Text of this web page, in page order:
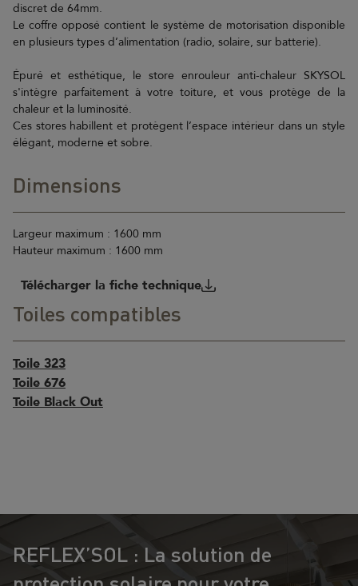
discret de 64mm.
Le coffre opposé contient le système de motorisation disponible
en plusieurs types d’alimentation (radio, solaire, sur batterie).
Épuré et esthétique, le store enrouleur anti-chaleur SKYSOL
s'intègre parfaitement à votre toiture, et vous protège de la
chaleur et la luminosité.
Ces stores habillent et protègent l’espace intérieur dans un style
élégant, moderne et sobre.
Dimensions
Largeur maximum : 1600 mm
Hauteur maximum : 1600 mm
Télécharger la fiche technique
Toiles compatibles
Toile 323
Toile 676
Toile Black Out
REFLEX’SOL : La solution de